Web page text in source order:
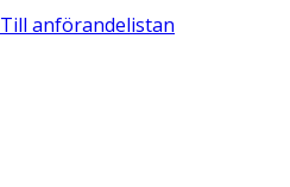
Till anförandelistan